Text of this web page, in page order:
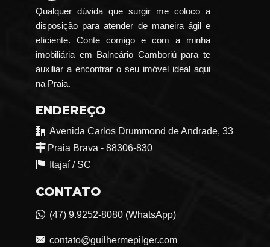
Qualquer dúvida que surgir me coloco a
disposição para atender de maneira ágil e
eficiente. Conte comigo e com a minha
imobiliária em Balneário Camboriú para te
auxiliar a encontrar o seu imóvel ideal aqui
na Praia.
ENDEREÇO
Avenida Carlos Drummond de Andrade, 33
Praia Brava - 88306-830
Itajaí / SC
CONTATO
(47) 9.9252-8080 (WhatsApp)
contato@guilhermepilger.com